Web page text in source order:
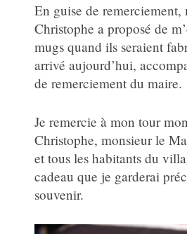
En guise de remerciement,
Christophe a proposé de
mugs quand ils seraient
arrivé aujourd’hui,
de remerciement du maire.
Je remercie à mon tour
Christophe, monsieur le
et tous les habitants du
cadeau que je garderai
souvenir.